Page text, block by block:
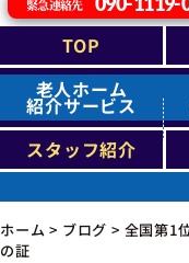
緊急連絡先
TOP
老人ホーム
紹介サービス
スタッフ紹介
ホーム > ブログ > 全国第1
の証